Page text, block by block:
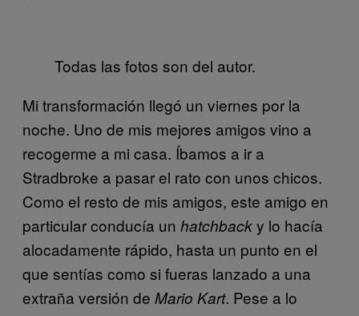
Todas las fotos son del autor.
Mi transformación llegó un viernes por la
noche. Uno de mis mejores amigos vino a
recogerme a mi casa. Íbamos a ir a
Stradbroke a pasar el rato con unos chicos.
Como el resto de mis amigos, este amigo en
particular conducía un hatchbacky lo hacía
alocadamente rápido, hasta un punto en el
que sentías como si fueras lanzado a una
extraña versión de Mario Kart. Pese a lo